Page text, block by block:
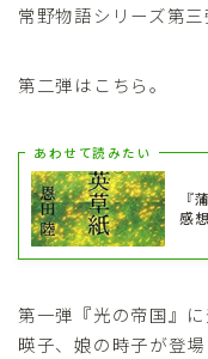
常野物語シリーズ第三
第二弾はこちら。
あわせて読みたい
『
感
第一弾『光の帝国』
暎子、娘の時子が登